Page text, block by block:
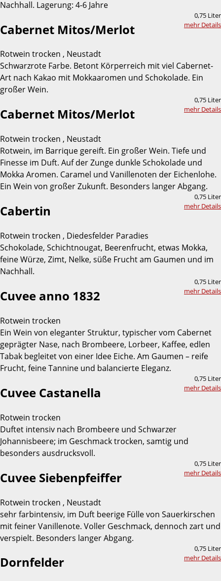
Nachhall. Lagerung: 4-6 Jahre
0,75 Liter
mehr Details
Cabernet Mitos/Merlot
Rotwein trocken , Neustadt
Schwarzrote Farbe. Betont Körperreich mit viel Cabernet-
Art nach Kakao mit Mokkaaromen und Schokolade. Ein
großer Wein.
0,75 Liter
mehr Details
Cabernet Mitos/Merlot
Rotwein trocken , Neustadt
Rotwein, im Barrique gereift. Ein großer Wein. Tiefe und
Finesse im Duft. Auf der Zunge dunkle Schokolade und
Mokka Aromen. Caramel und Vanillenoten der Eichenlohe.
Ein Wein von großer Zukunft. Besonders langer Abgang.
0,75 Liter
mehr Details
Cabertin
Rotwein trocken , Diedesfelder Paradies
Schokolade, Schichtnougat, Beerenfrucht, etwas Mokka,
feine Würze, Zimt, Nelke, süße Frucht am Gaumen und im
Nachhall.
0,75 Liter
mehr Details
Cuvee anno 1832
Rotwein trocken
Ein Wein von eleganter Struktur, typischer vom Cabernet
geprägter Nase, nach Brombeere, Lorbeer, Kaffee, edlen
Tabak begleitet von einer Idee Eiche. Am Gaumen – reife
Frucht, feine Tannine und balancierte Eleganz.
0,75 Liter
mehr Details
Cuvee Castanella
Rotwein trocken
Duftet intensiv nach Brombeere und Schwarzer
Johannisbeere; im Geschmack trocken, samtig und
besonders ausdrucksvoll.
0,75 Liter
mehr Details
Cuvee Siebenpfeiffer
Rotwein trocken , Neustadt
sehr farbintensiv, im Duft beerige Fülle von Sauerkirschen
mit feiner Vanillenote. Voller Geschmack, dennoch zart und
verspielt. Besonders langer Abgang.
0,75 Liter
mehr Details
Dornfelder